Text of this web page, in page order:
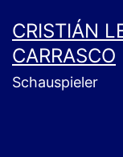
Inhalt
springen
CRISTIÁN
CARRASCO
Schauspieler